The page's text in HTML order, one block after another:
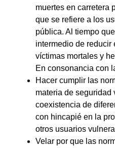
muertes en carretera
que se refiere a los
pública. Al tiempo
intermedio de reducir
víctimas mortales y
En consonancia con
Hacer cumplir las
materia de seguridad
coexistencia de
con hincapié en la
otros usuarios
Velar por que las